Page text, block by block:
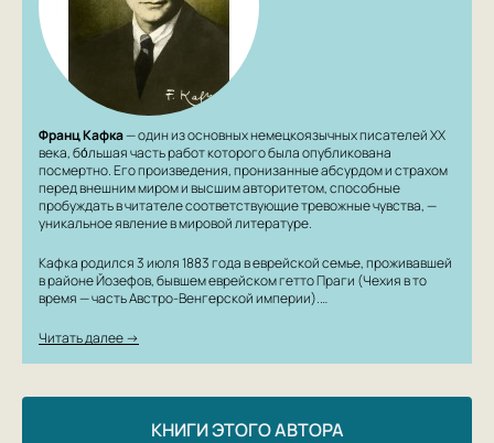
Франц Кафка— один из основных немецкоязычных писателей XX
века, бо́льшая часть работ которого была опубликована
посмертно. Его произведения, пронизанные абсурдом и страхом
перед внешним миром и высшим авторитетом, способные
пробуждать в читателе соответствующие тревожные чувства, —
уникальное явление в мировой литературе.
Кафка родился 3 июля 1883 года в еврейской семье, проживавшей
в районе Йозефов, бывшем еврейском гетто Праги (Чехия в то
время — часть Австро-Венгерской империи).…
Читать далее →
КНИГИ ЭТОГО АВТОРА